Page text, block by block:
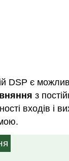
DSP є
з
входів і